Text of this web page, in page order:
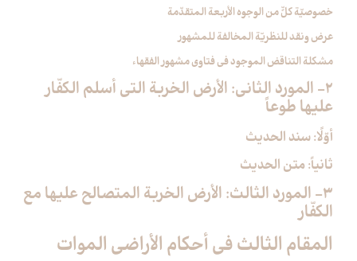
خصوصيّة كلٍّ من الوجوه الأربعة المتقدّمة
عرض ونقد للنظريّة المخالفة للمشهور
مشكلة التناقض الموجود في فتاوى مشهور الفقهاء
2- المورد الثاني: الأرض الخربة التي أسلم الكفّار
عليها طوعاً
أوّلًا: سند الحديث
ثانياً: متن الحديث
3- المورد الثالث: الأرض الخربة المتصالح عليها مع
الكفّار
المقام الثالث في أحكام الأراضي الموات‏